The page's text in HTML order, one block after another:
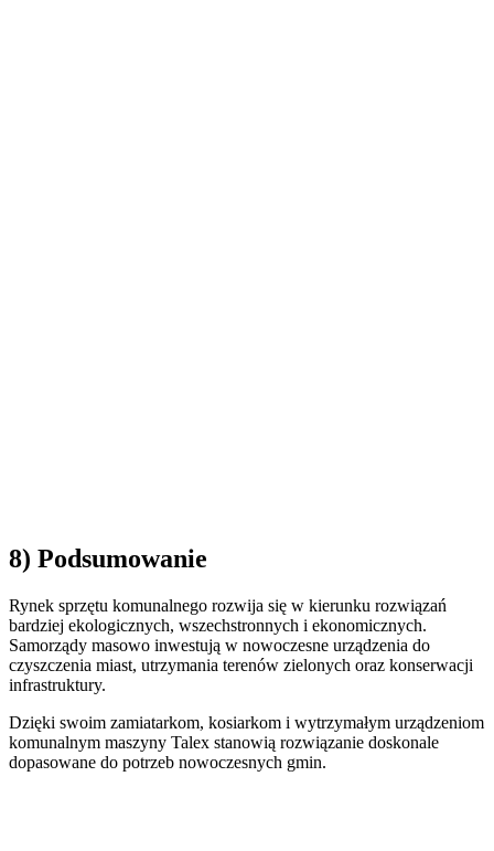
8) Podsumowanie
Rynek sprzętu komunalnego rozwija się w kierunku rozwiązań
bardziej ekologicznych, wszechstronnych i ekonomicznych.
Samorządy masowo inwestują w nowoczesne urządzenia do
czyszczenia miast, utrzymania terenów zielonych oraz konserwacji
infrastruktury.
Dzięki swoim zamiatarkom, kosiarkom i wytrzymałym urządzeniom
komunalnym maszyny Talex stanowią rozwiązanie doskonale
dopasowane do potrzeb nowoczesnych gmin.